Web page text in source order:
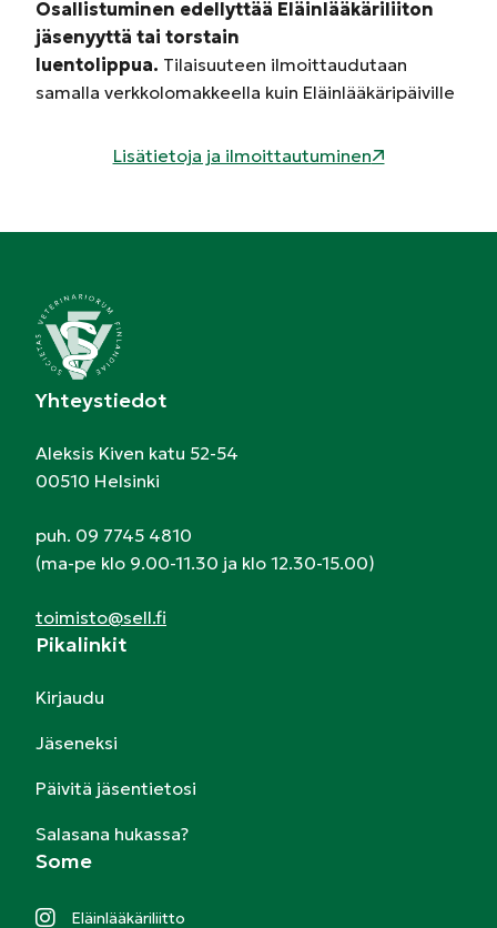
Osallistuminen edellyttää Eläinlääkäriliiton
jäsenyyttä tai torstain
luentolippua. Tilaisuuteen ilmoittaudutaan
samalla verkkolomakkeella kuin Eläinlääkäripäiville
Lisätietoja ja ilmoittautuminen
Yhteystiedot
Aleksis Kiven katu 52-54
00510 Helsinki
puh. 09 7745 4810
(ma-pe klo 9.00-11.30 ja klo 12.30-15.00)
toimisto@sell.fi
Pikalinkit
Kirjaudu
Jäseneksi
Päivitä jäsentietosi
Salasana hukassa?
Some
Eläinlääkäriliitto